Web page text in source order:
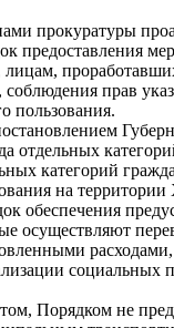
прокуратуры
предоставления
лицам,
соблюдения прав
пользования.
отдельных
категорий
на территории
обеспечения
осуществляют
социальных
Порядком не